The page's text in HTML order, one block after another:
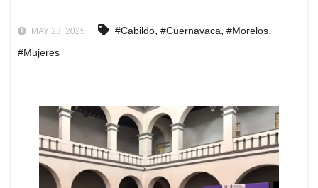
MAY 23, 2025 #Cabildo, #Cuernavaca, #Morelos,
#Mujeres